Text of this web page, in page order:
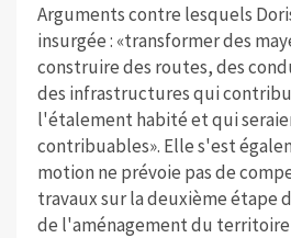
Arguments contre lesquels
insurgée : «transformer des
construire des routes, des
des infrastructures qui
l'étalement habité et qui
contribuables». Elle s'est
motion ne prévoie pas de
travaux sur la deuxième étape
de l'aménagement du territoire